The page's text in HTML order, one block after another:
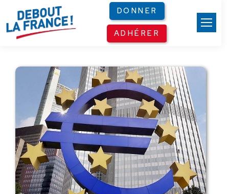
DONNER
ADHÉRER
Panneau de gestion des cookies